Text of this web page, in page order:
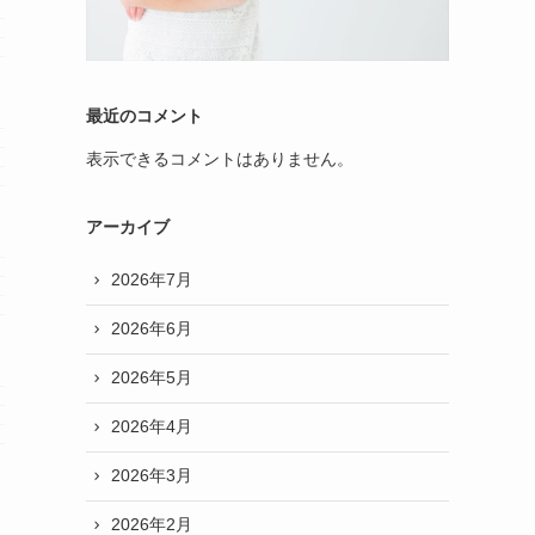
最近のコメント
表示できるコメントはありません。
アーカイブ
2026年7月
2026年6月
2026年5月
2026年4月
2026年3月
2026年2月